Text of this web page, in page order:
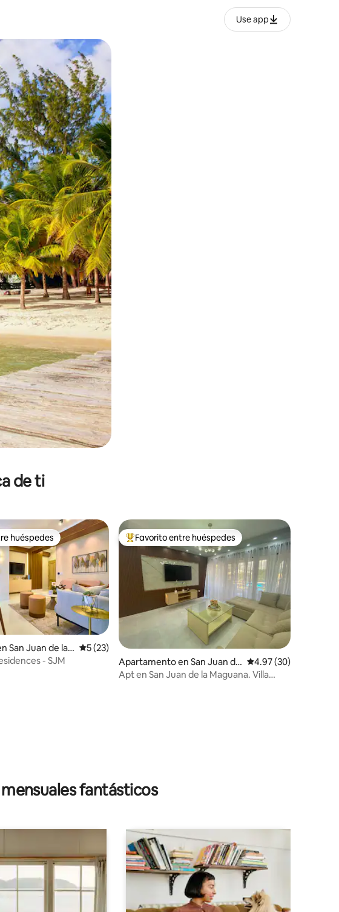
Use app
con el tacto o desliza el dedo.
de ti
5, 22 reseñas
preferido
huéspedes
San Juan de la
Calificación promedio: 5 de 5, 23 reseñas
5 (23)
- SJM
Favorito entre huéspedes preferido
Favorito entre huéspedes
Apartamento en San Juan de
la Maguana
Calificación
4.97 (30)
Apt en San Juan de la Maguana. Villa
fantásticos